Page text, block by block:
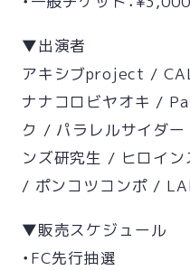
▼出演者
アキシブproject /
ナナコロビヤオキ /
ク / パラレルサイダ
ンズ研究生 / ヒロイ
/ ポンコツコンポ /
▼販売スケジュール
・FC先行抽選